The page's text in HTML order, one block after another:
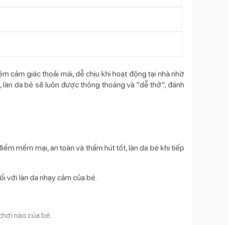
cảm giác thoải mái, dễ chịu khi hoạt động tại nhà nhờ
da bé sẽ luôn được thông thoáng và "dễ thở", đánh
mềm mại, an toàn và thấm hút tốt, làn da bé khi tiếp
với làn da nhạy cảm của bé.
nào của bé.